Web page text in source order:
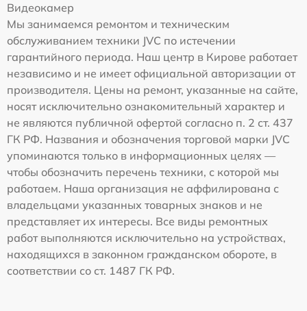
Видеокамер
Мы занимаемся ремонтом и техническим
обслуживанием техники JVC по истечении
гарантийного периода. Наш центр в Кирове работает
независимо и не имеет официальной авторизации от
производителя. Цены на ремонт, указанные на сайте,
носят исключительно ознакомительный характер и
не являются публичной офертой согласно п. 2 ст. 437
ГК РФ. Названия и обозначения торговой марки JVC
упоминаются только в информационных целях —
чтобы обозначить перечень техники, с которой мы
работаем. Наша организация не аффилирована с
владельцами указанных товарных знаков и не
представляет их интересы. Все виды ремонтных
работ выполняются исключительно на устройствах,
находящихся в законном гражданском обороте, в
соответствии со ст. 1487 ГК РФ.